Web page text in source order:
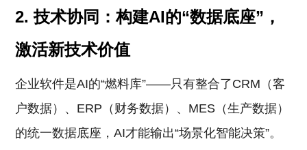
2. 技术协同：构建AI的“数据底座”，
激活新技术价值
企业软件是AI的“燃料库”——只有整合了CRM（客
户数据）、ERP（财务数据）、MES（生产数据）
的统一数据底座，AI才能输出“场景化智能决策”。